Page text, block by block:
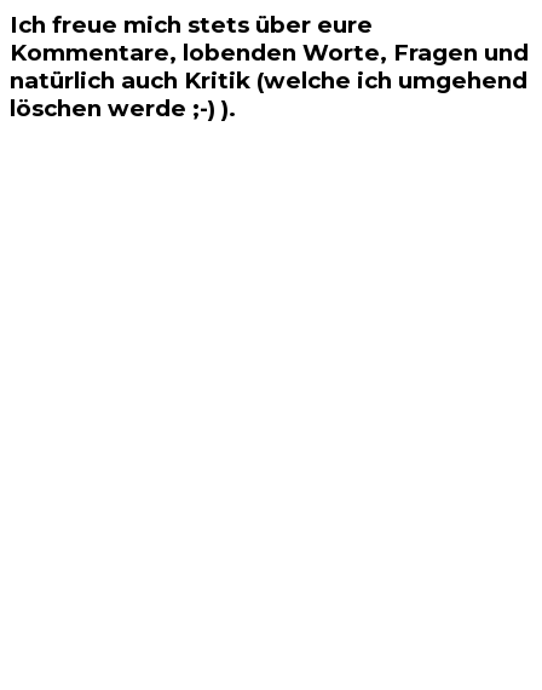
Ich freue mich stets über eure
Kommentare, lobenden Worte, Fragen und
natürlich auch Kritik (welche ich umgehend
löschen werde ;-) ).